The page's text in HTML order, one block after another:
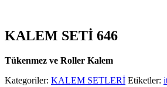
KALEM SETİ 646
Tükenmez ve Roller Kalem
Kategoriler: KALEM SETLERİ Etiketler: